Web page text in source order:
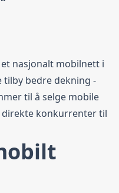
nasjonalt mobilnett i
tilby bedre dekning -
til å selge mobile
konkurrenter til